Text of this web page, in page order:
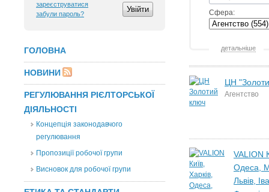
зареєструватися
забули пароль?
ГОЛОВНА
НОВИНИ
РЕГУЛЮВАННЯ РІЄЛТОРСЬКОЇ
ДІЯЛЬНОСТІ
Концепція законодавчого
регулювання
Пропозиції робочої групи
Висновок для робочої групи
Сфера:
детальніше
ЦН
Агентство
VALION
Одеса,
Львів,